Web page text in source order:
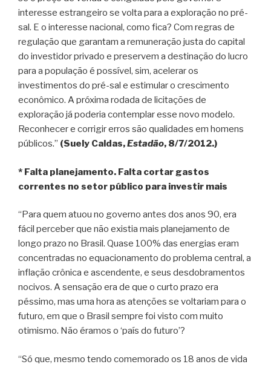
interesse estrangeiro se volta para a exploração no pré-
sal. E o interesse nacional, como fica? Com regras de
regulação que garantam a remuneração justa do capital
do investidor privado e preservem a destinação do lucro
para a população é possível, sim, acelerar os
investimentos do pré-sal e estimular o crescimento
econômico. A próxima rodada de licitações de
exploração já poderia contemplar esse novo modelo.
Reconhecer e corrigir erros são qualidades em homens
públicos.” (Suely Caldas,Estadão, 8/7/2012.)
* Falta planejamento. Falta cortar gastos
correntes no setor público para investir mais
“Para quem atuou no governo antes dos anos 90, era
fácil perceber que não existia mais planejamento de
longo prazo no Brasil. Quase 100% das energias eram
concentradas no equacionamento do problema central, a
inflação crônica e ascendente, e seus desdobramentos
nocivos. A sensação era de que o curto prazo era
péssimo, mas uma hora as atenções se voltariam para o
futuro, em que o Brasil sempre foi visto com muito
otimismo. Não éramos o ‘país do futuro’?
“Só que, mesmo tendo comemorado os 18 anos de vida